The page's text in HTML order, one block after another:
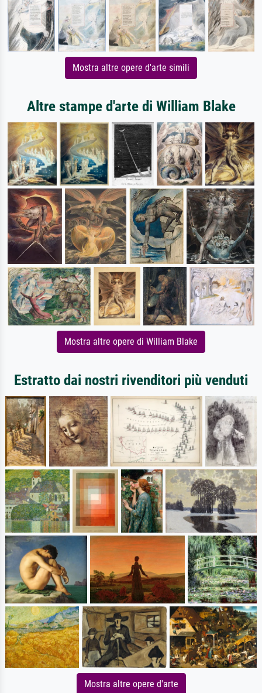
Mostra altre opere d'arte simili
Altre stampe d'arte di William Blake
Mostra altre opere di William Blake
Estratto dai nostri rivenditori più venduti
Mostra altre opere d'arte